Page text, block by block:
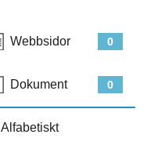
0
Webbsidor
0
Dokument
Alfabetiskt